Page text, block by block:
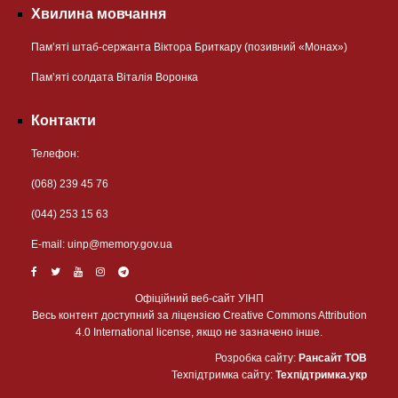
Хвилина мовчання
Пам’яті штаб-сержанта Віктора Бриткару (позивний «Монах»)
Пам’яті солдата Віталія Воронка
Контакти
Телефон:
(068) 239 45 76
(044) 253 15 63
Е-mail: uinp@memory.gov.ua
Офіційний веб-сайт УІНП
Весь контент доступний за ліцензією Creative Commons Attribution
4.0 International license, якщо не зазначено інше.
Розробка сайту: Рансайт ТОВ
Техпідтримка сайту: Техпідтримка.укр